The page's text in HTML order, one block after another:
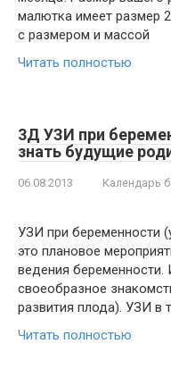
малютка имеет размер
с размером и массой
Читать полностью
3Д УЗИ при
знать будущие
06.08.2013 Календарь
УЗИ при беременности
это плановое
ведения
своеобразное
развития плода). УЗИ в
Читать полностью